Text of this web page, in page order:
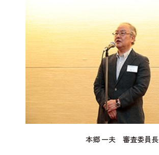
本郷 一夫 審査委員長